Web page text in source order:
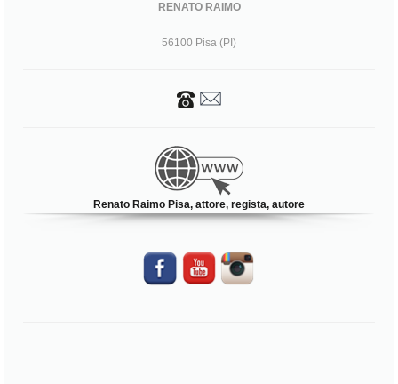
RENATO RAIMO
56100 Pisa (PI)
Renato Raimo Pisa, attore, regista, autore